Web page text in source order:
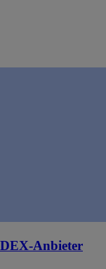
Anbieter